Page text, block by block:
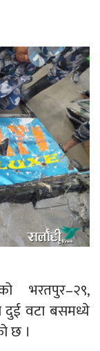
भरतपुर–२९,
दुई वटा बसमध्ये
छ ।